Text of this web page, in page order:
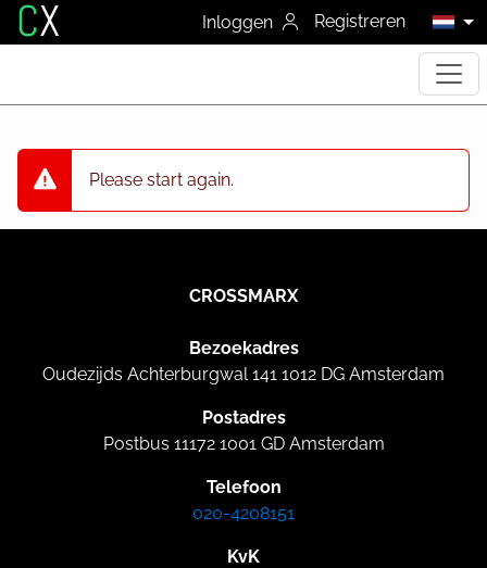
CX Inloggen Registreren
Please start again.
CROSSMARX
Bezoekadres
Oudezijds Achterburgwal 141 1012 DG Amsterdam
Postadres
Postbus 11172 1001 GD Amsterdam
Telefoon
020-4208151
KvK